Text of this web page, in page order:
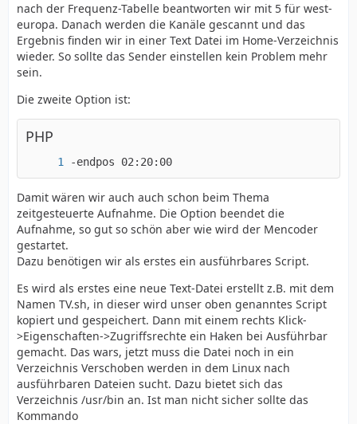
nach der Frequenz-Tabelle beantworten wir mit 5 für west-
europa. Danach werden die Kanäle gescannt und das
Ergebnis finden wir in einer Text Datei im Home-Verzeichnis
wieder. So sollte das Sender einstellen kein Problem mehr
sein.
Die zweite Option ist:
PHP
-endpos 02:20:00
Damit wären wir auch auch schon beim Thema
zeitgesteuerte Aufnahme. Die Option beendet die
Aufnahme, so gut so schön aber wie wird der Mencoder
gestartet.
Dazu benötigen wir als erstes ein ausführbares Script.
Es wird als erstes eine neue Text-Datei erstellt z.B. mit dem
Namen TV.sh, in dieser wird unser oben genanntes Script
kopiert und gespeichert. Dann mit einem rechts Klick-
>Eigenschaften->Zugriffsrechte ein Haken bei Ausführbar
gemacht. Das wars, jetzt muss die Datei noch in ein
Verzeichnis Verschoben werden in dem Linux nach
ausführbaren Dateien sucht. Dazu bietet sich das
Verzeichnis /usr/bin an. Ist man nicht sicher sollte das
Kommando